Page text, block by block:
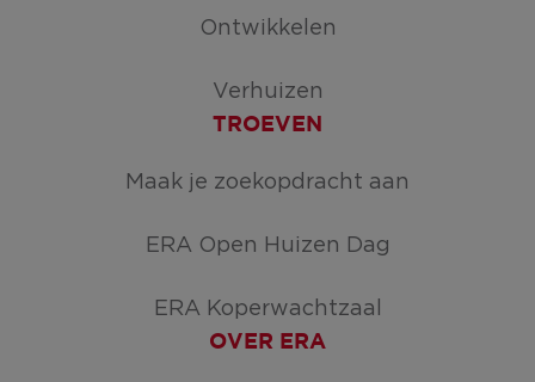
Ontwikkelen
Verhuizen
TROEVEN
Maak je zoekopdracht aan
ERA Open Huizen Dag
ERA Koperwachtzaal
OVER ERA